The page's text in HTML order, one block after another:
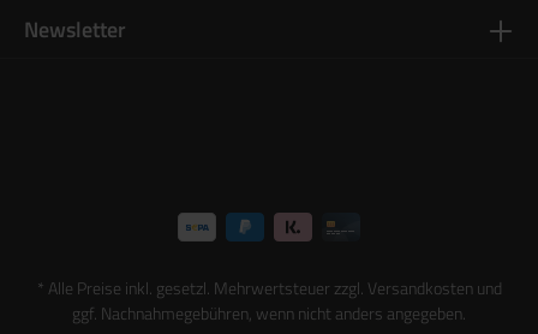
Newsletter
* Alle Preise inkl. gesetzl. Mehrwertsteuer zzgl. Versandkostenund
ggf. Nachnahmegebühren, wenn nicht anders angegeben.